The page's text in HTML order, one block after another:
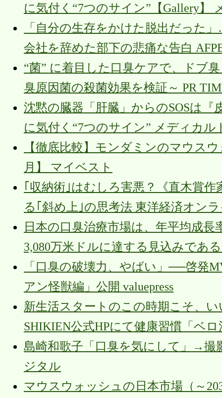
に気付く“7つのサイン”【Gallery】
「自分の生存をかけた脱出だった
会社を辞めた部下の悲痛な告白
“菌” に着目した口臭ケアで、ドブ
臭原因菌の殺菌効果を検証～ PR
沈黙の臓器「肝臓」からのSOSは
に気付く“7つのサイン” メディカル
【徹底比較】モンダミンのマウス
月】 マイベスト
｢収納術｣はむしろ害悪？《直木賞
る｢斜め上｣の思考法 東洋経済オン
日本の口臭治療市場は、年平均成長
3,080万米ドルに達する見込みである
「口臭の破壊力、やばい」──啓発
アン怪獣編」公開 valuepress
新生活スタートのこの時期こそ、
SHIKIEN公式HPにて健康習慣「ベ
島崎和歌子「口臭を気にして」→撮
ジタル
マウスウォッシュの日本市場（～